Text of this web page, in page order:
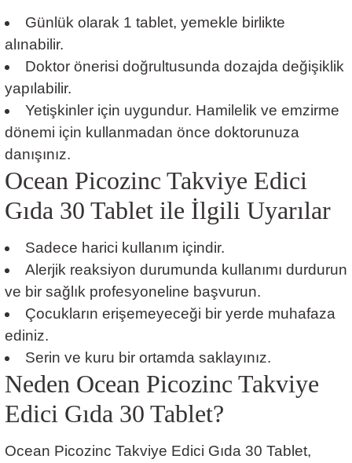
Günlük olarak 1 tablet, yemekle birlikte
alınabilir.
Doktor önerisi doğrultusunda dozajda değişiklik
yapılabilir.
Yetişkinler için uygundur. Hamilelik ve emzirme
dönemi için kullanmadan önce doktorunuza
danışınız.
Ocean Picozinc Takviye Edici
Gıda 30 Tablet ile İlgili Uyarılar
Sadece harici kullanım içindir.
Alerjik reaksiyon durumunda kullanımı durdurun
ve bir sağlık profesyoneline başvurun.
Çocukların erişemeyeceği bir yerde muhafaza
ediniz.
Serin ve kuru bir ortamda saklayınız.
Neden Ocean Picozinc Takviye
Edici Gıda 30 Tablet?
Ocean Picozinc Takviye Edici Gıda 30 Tablet,